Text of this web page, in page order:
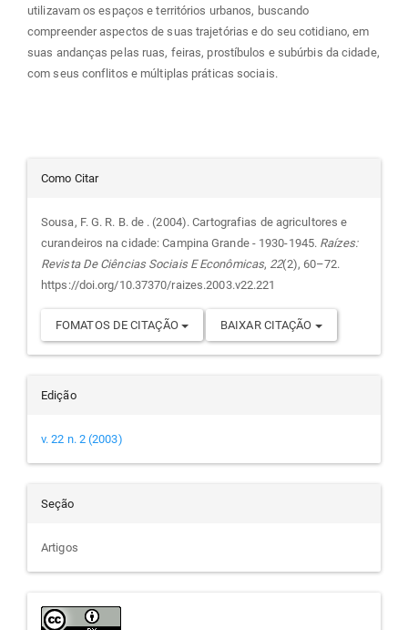
utilizavam os espaços e territórios urbanos, buscando
compreender aspectos de suas trajetórias e do seu cotidiano, em
suas andanças pelas ruas, feiras, prostíbulos e subúrbis da cidade,
com seus conflitos e múltiplas práticas sociais.
Detalhes
do
artigo
Como Citar
Sousa, F. G. R. B. de . (2004). Cartografias de agricultores e
curandeiros na cidade: Campina Grande - 1930-1945. Raízes:
Revista De Ciências Sociais E Econômicas, 22(2), 60–72.
https://doi.org/10.37370/raizes.2003.v22.221
FOMATOS DE CITAÇÃO BAIXAR CITAÇÃO
Edição
v. 22 n. 2 (2003)
Seção
Artigos